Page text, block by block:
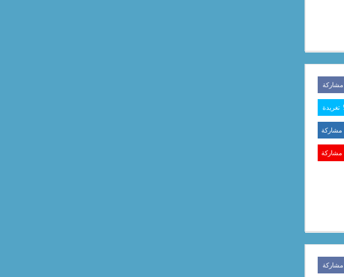
مشاركة
تغريدة
مشاركة
مشاركة
مشاركة